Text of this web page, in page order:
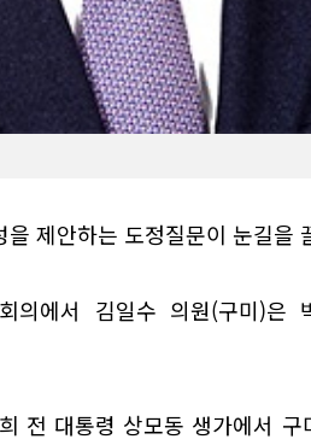
제안하는 도정질문이 눈길을
의에서 김일수 의원(구미)은
전 대통령 상모동 생가에서 구